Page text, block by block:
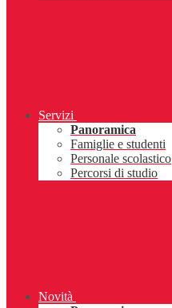
Servizi
Panoramica
Famiglie e studenti
Personale scolastico
Percorsi di studio
Novità